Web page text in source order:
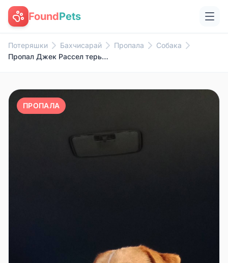
FoundPets
Потеряшки Бахчисарай Пропала
Собака
Пропал Джек Рассел терьер, район ж/д вокзала
ПРОПАЛА